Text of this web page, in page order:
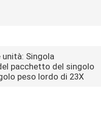
Singola
pacchetto del singolo
peso lordo di 23X